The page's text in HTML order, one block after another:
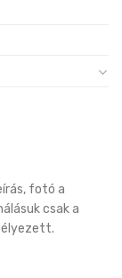
fotó a
csak a